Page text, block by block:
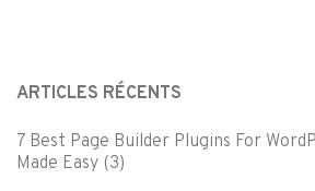
ARTICLES RÉCENTS
7 Best Page Builder Plugins For
Made Easy (3)